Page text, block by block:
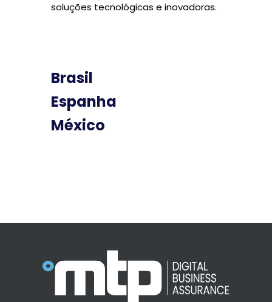
soluções tecnológicas e inovadoras.
Brasil
Espanha
México